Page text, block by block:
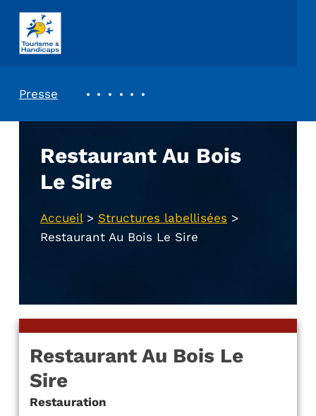
ASSOCIATION TOURISME ET HANDICAPS
Presse
Restaurant Au Bois
Le Sire
Accueil> Structures labellisées >
Restaurant Au Bois Le Sire
Restaurant Au Bois Le
Sire
Restauration